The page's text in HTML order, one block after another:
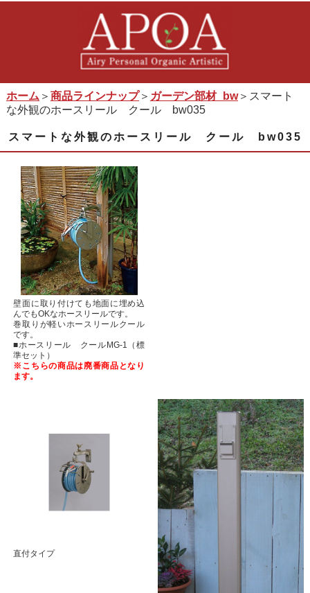
ホーム ＞ 商品ラインナップ＞ ガーデン部材_bw＞スマート
な外観のホースリール クール bw035
スマートな外観のホースリール クール bw035
壁面に取り付けても地面に埋め込
んでもOKなホースリールです。
巻取りが軽いホースリールクール
です。
■ホースリール クールMG-1（標
準セット）
※こちらの商品は廃番商品となり
ます。
直付タイプ